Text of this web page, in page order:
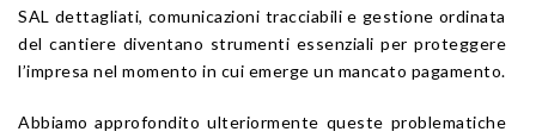
SAL dettagliati, comunicazioni tracciabili e gestione ordinata
del cantiere diventano strumenti essenziali per proteggere
l’impresa nel momento in cui emerge un mancato pagamento.
Abbiamo approfondito ulteriormente queste problematiche